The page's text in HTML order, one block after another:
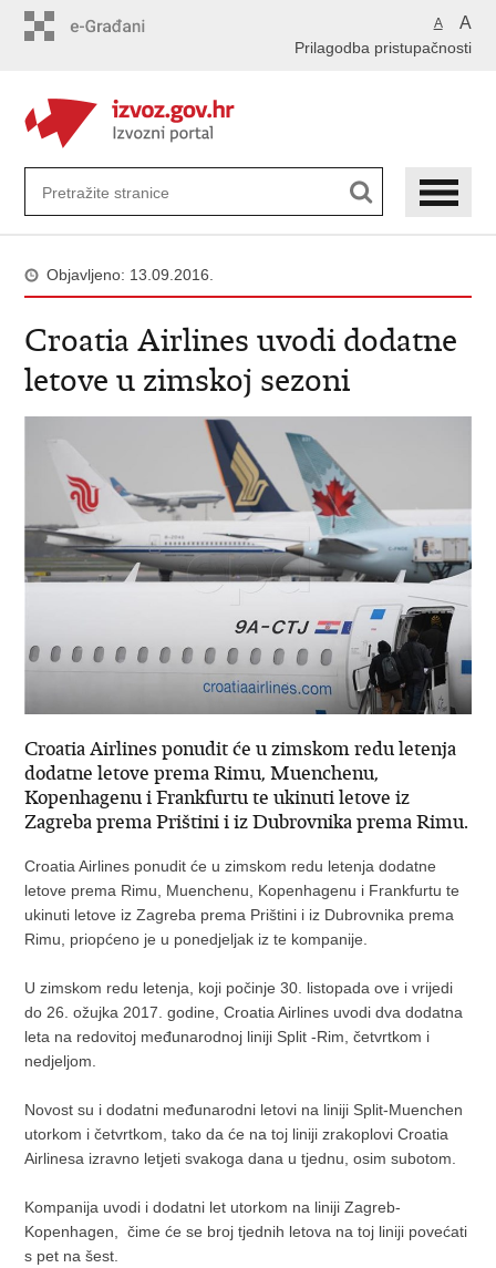
A A
Prilagodba pristupačnosti
Objavljeno: 13.09.2016.
Croatia Airlines uvodi dodatne
letove u zimskoj sezoni
Croatia Airlines ponudit će u zimskom redu letenja
dodatne letove prema Rimu, Muenchenu,
Kopenhagenu i Frankfurtu te ukinuti letove iz
Zagreba prema Prištini i iz Dubrovnika prema Rimu.
Croatia Airlines ponudit će u zimskom redu letenja dodatne
letove prema Rimu, Muenchenu, Kopenhagenu i Frankfurtu te
ukinuti letove iz Zagreba prema Prištini i iz Dubrovnika prema
Rimu, priopćeno je u ponedjeljak iz te kompanije.
U zimskom redu letenja, koji počinje 30. listopada ove i vrijedi
do 26. ožujka 2017. godine, Croatia Airlines uvodi dva dodatna
leta na redovitoj međunarodnoj liniji Split -Rim, četvrtkom i
nedjeljom.
Novost su i dodatni međunarodni letovi na liniji Split-Muenchen
utorkom i četvrtkom, tako da će na toj liniji zrakoplovi Croatia
Airlinesa izravno letjeti svakoga dana u tjednu, osim subotom.
Kompanija uvodi i dodatni let utorkom na liniji Zagreb-
Kopenhagen, čime će se broj tjednih letova na toj liniji povećati
s pet na šest.